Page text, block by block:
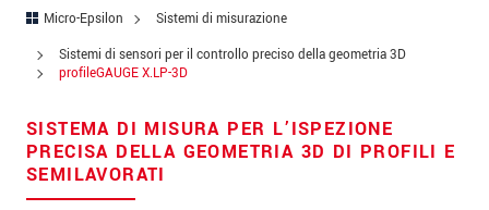
Micro-Epsilon
Sistemi di misurazione
Sistemi di sensori per il controllo preciso della geometria 3D
profileGAUGE X.LP-3D
SISTEMA DI MISURA PER L’ISPEZIONE
PRECISA DELLA GEOMETRIA 3D DI PROFILI E
SEMILAVORATI
Codice postale
Paese
Telefono